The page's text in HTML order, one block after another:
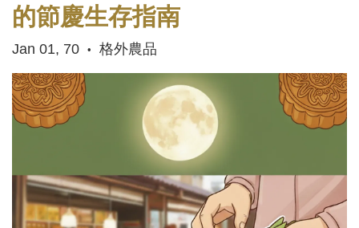
的節慶生存指南
Jan 01, 70 • 格外農品